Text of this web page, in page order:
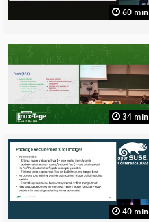
60 min
34 min
40 min